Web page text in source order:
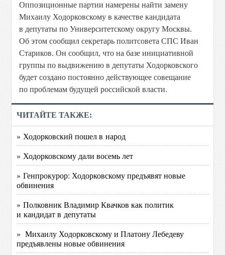
Оппозиционные партии намерены найти замену
Михаилу Ходорковскому в качестве кандидата
в депутаты по Университетскому округу Москвы.
Об этом сообщил секретарь политсовета СПС Иван
Стариков. Он сообщил, что на базе инициативной
группы по выдвижению в депутаты Ходорковского
будет создано постоянно действующее совещание
по проблемам будущей российской власти.
ЧИТАЙТЕ ТАКЖЕ:
» Ходорковский пошел в народ
» Ходорковскому дали восемь лет
» Генпрокурор: Ходорковскому предъявят новые
обвинения
» Полковник Владимир Квачков как политик
и кандидат в депутаты
» Михаилу Ходорковскому и Платону Лебедеву
предъявлены новые обвинения